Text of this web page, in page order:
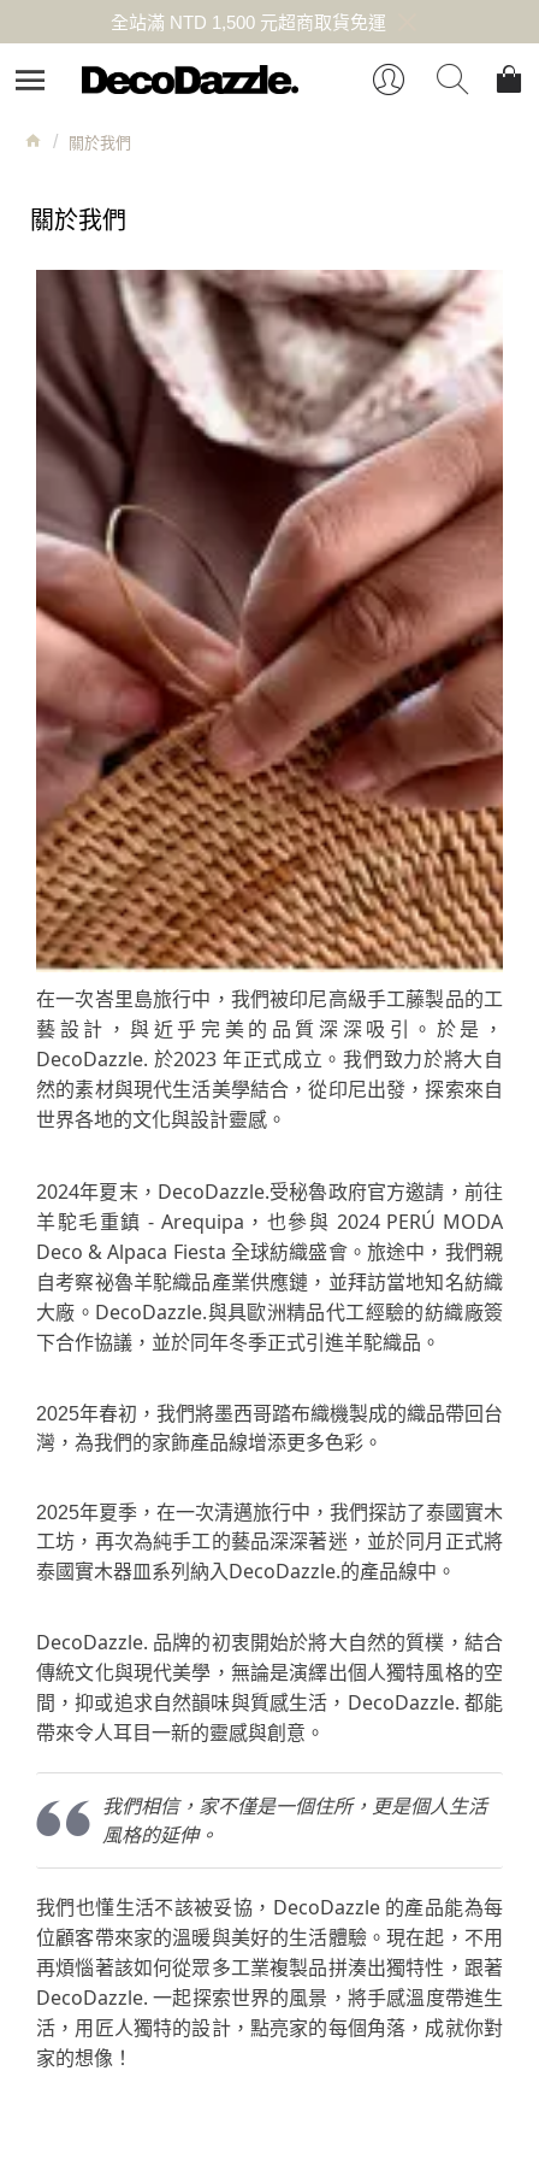
全站滿 NTD 1,500 元超商取貨免運
關於我們
關於我們
在一次峇里島旅行中，我們被印尼高級手工藤製品的工
藝設計，與近乎完美的品質深深吸引。於是，
DecoDazzle. 於2023 年正式成立。我們致力於將大自
然的素材與現代生活美學結合，從印尼出發，探索來自
世界各地的文化與設計靈感。
2024年夏末，DecoDazzle.受秘魯政府官方邀請，前往
羊駝毛重鎮 - Arequipa，也參與 2024 PERÚ MODA
Deco & Alpaca Fiesta 全球紡織盛會。旅途中，我們親
自考察祕魯羊駝織品產業供應鏈，並拜訪當地知名紡織
大廠。DecoDazzle.與具歐洲精品代工經驗的紡織廠簽
下合作協議，並於同年冬季正式引進羊駝織品。
2025年春初，我們將墨西哥踏布織機製成的織品帶回台
灣，為我們的家飾產品線增添更多色彩。
2025年夏季，在一次清邁旅行中，我們探訪了泰國實木
工坊，再次為純手工的藝品深深著迷，並於同月正式將
泰國實木器皿系列納入DecoDazzle.的產品線中。
DecoDazzle. 品牌的初衷開始於將大自然的質樸，結合
傳統文化與現代美學，無論是演繹出個人獨特風格的空
間，抑或追求自然韻味與質感生活，DecoDazzle. 都能
帶來令人耳目一新的靈感與創意。
我們相信，家不僅是一個住所，更是個人生活
風格的延伸。
我們也懂生活不該被妥協， DecoDazzle 的產品能為每
位顧客帶來家的溫暖與美好的生活體驗。現在起，不用
再煩惱著該如何從眾多工業複製品拼湊出獨特性，跟著
DecoDazzle. 一起探索世界的風景 ，將手感溫度帶進生
活， 用匠人獨特的設計，點亮家的每個角落，成就你對
家的想像！